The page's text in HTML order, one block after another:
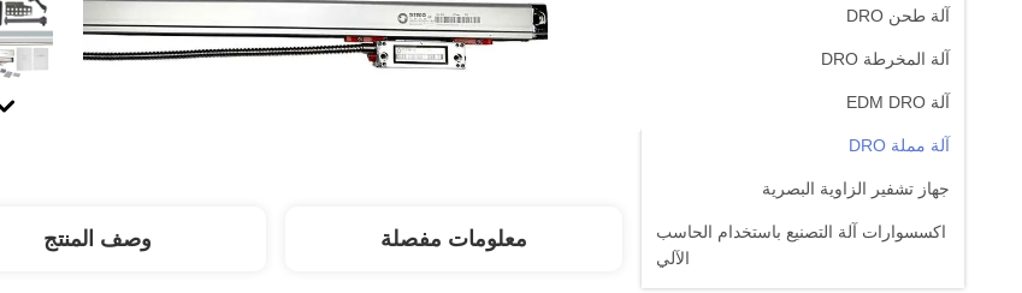
آلة طحن DRO
آلة المخرطة DRO
آلة EDM DRO
آلة مملة DRO
جهاز تشفير الزاوية البصرية
اكسسوارات آلة التصنيع باستخدام الحاسب
الآلي
معلومات مفصلة وصف المنتج